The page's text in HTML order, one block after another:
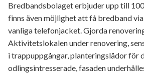
Bredbandsbolaget erbjuder upp till
finns även möjlighet att få bredband
vanliga telefonjacket. Gjorda
Aktivitetslokalen under renovering,
i trappuppgångar, planteringslådor för
odlingsintresserade, fasaden